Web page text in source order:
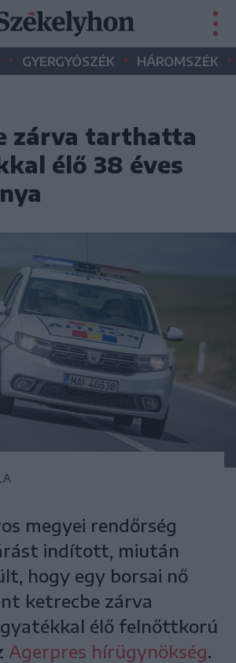
• GYERGYÓSZÉK • HÁROMSZÉK •
zárva tarthatta
élő 38 éves
megyei rendőrség
indított, miután
hogy egy borsai nő
ketrecbe zárva
élő felnőttkorú
Agerpres hírügynökség.